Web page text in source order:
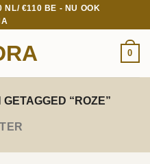
NL/ €110 BE - NU OOK
0
GETAGGED “ROZE”